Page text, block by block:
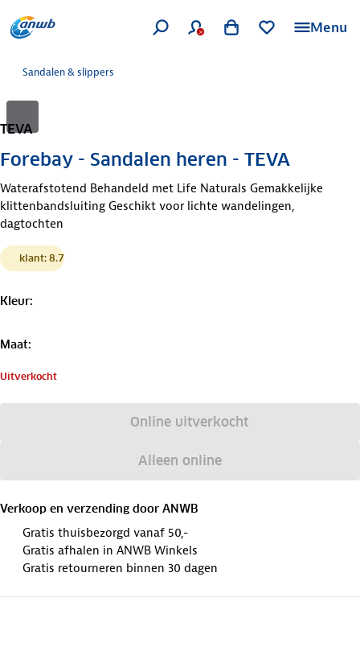
Menu
Sandalen & slippers
TEVA
Forebay - Sandalen heren - TEVA
Waterafstotend Behandeld met Life Naturals Gemakkelijke
klittenbandsluiting Geschikt voor lichte wandelingen,
dagtochten
klant: 8.7
Kleur:
Maat:
Uitverkocht
Online uitverkocht
Alleen online
Verkoop en verzending door ANWB
Gratis thuisbezorgd vanaf 50,-
Gratis afhalen in ANWB Winkels
Gratis retourneren binnen 30 dagen